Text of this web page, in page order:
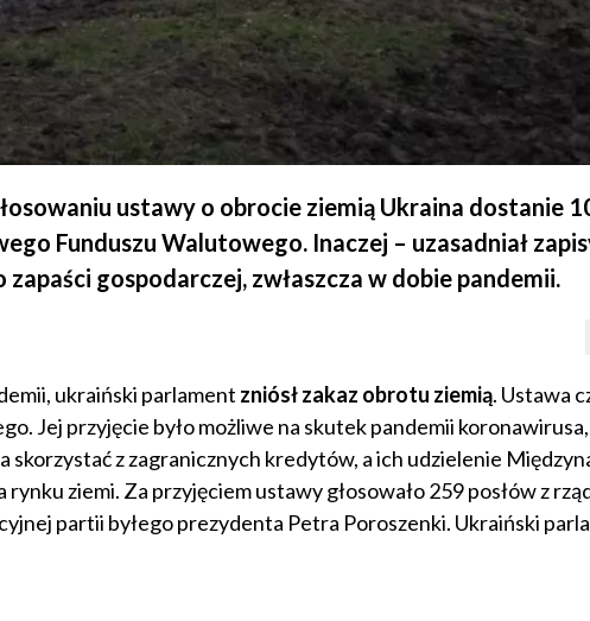
ustawy o obrocie ziemią Ukraina dostanie
Funduszu Walutowego. Inaczej – uzasadniał
gospodarczej, zwłaszcza w dobie pandemii.
ukraiński parlament zniósł zakaz obrotu ziemią. Ustawa
Jej przyjęcie było możliwe na skutek pandemii
skorzystać z zagranicznych kredytów, a ich udzielenie
ziemi. Za przyjęciem ustawy głosowało 259 posłów z
partii byłego prezydenta Petra Poroszenki. Ukraiński